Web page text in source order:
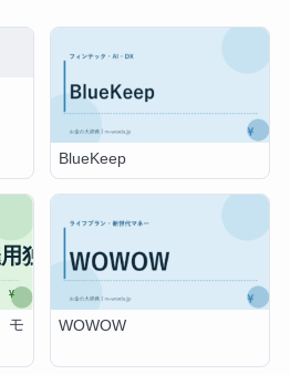
BlueKeep
モ
WOWOW